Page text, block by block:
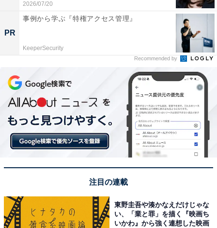
All About ニュースの編集者。オールアバウトに入社後、SNSトレン
ドにフォーカスした記事執筆やSEOライティングの経験を経て、の
ちにAll About ニュースチームのメンバーに加入。現在は旅行・カル
チャー・エンタメなどを中心に企画編集を担当。東京都出身。居酒
屋巡りとスポーツ観戦が生きがい。
...続きを読む
次ページ 9位までのランキング結果を見る
2026/07/20
PR
事例から学ぶ『特権アクセス管理』
KeeperSecurity
Recommended by
注目の連載
東野圭吾や湊かなえだけじゃな
い、「業と罪」を描く『映画ち
いかわ』から強く連想した映画